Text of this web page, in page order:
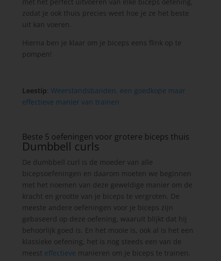
met het perfect uitvoeren van elke biceps oefening,
zodat je ook thuis precies weet hoe je ze het beste
uit kan voeren.
Hierna ben je klaar om je biceps eens flink op te
pompen!
Leestip: Weerstandsbanden, een goedkope maar
effectieve manier van trainen
Beste 5 oefeningen voor grotere biceps thuis
Dumbbell curls
De dumbbell curl is de moeder van alle
bicepsoefeningen en daarom moeten we beginnen
met het noemen van deze geweldige manier om de
kracht en grootte van je biceps te vergroten. De
meeste andere oefeningen voor je biceps zijn
gebaseerd op deze oefening, waaruit blijkt dat hij
behoorlijk goed is. En het mooie is, ook al is het een
klassieke oefening, het is nog steeds een van de
meest effectieve manieren om je biceps te trainen.